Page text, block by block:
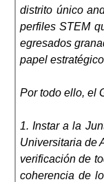
distrito único
perfiles STEM
egresados
papel
Por todo ello, el
1. Instar a la
Universitaria de
verificación de
coherencia de